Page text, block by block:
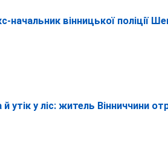
вінницької поліції
утік у ліс: житель Вінниччини